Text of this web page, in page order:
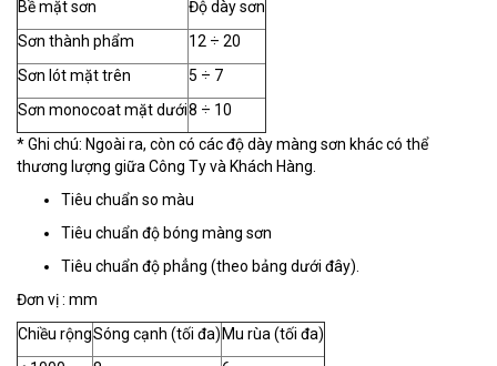
Bề mặt sơn
Độ dày sơn
Sơn thành phẩm
12 ÷ 20
Sơn lót mặt trên
5 ÷ 7
Sơn monocoat mặt dưới8 ÷ 10
* Ghi chú: Ngoài ra, còn có các độ dày màng sơn khác có thể
thương lượng giữa Công Ty và Khách Hàng.
Tiêu chuẩn so màu
Tiêu chuẩn độ bóng màng sơn
Tiêu chuẩn độ phẳng (theo bảng dưới đây).
Đơn vị : mm
Chiều rộngSóng cạnh (tối đa) Mu rùa (tối đa)